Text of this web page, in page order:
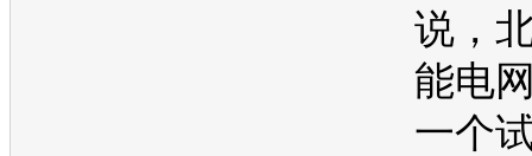
说，
能电
一个